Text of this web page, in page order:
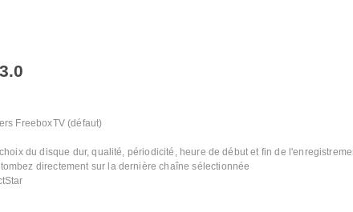
FreeboxTV (défaut)
du disque dur, qualité, périodicité, heure de début et fin de
directement sur la dernière chaîne sélectionnée